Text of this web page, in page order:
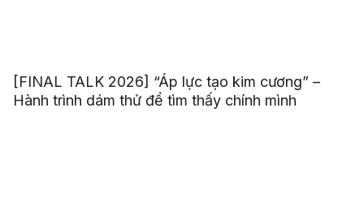
[FINAL TALK 2026] “Áp lực tạo kim cương” –
Hành trình dám thử để tìm thấy chính mình